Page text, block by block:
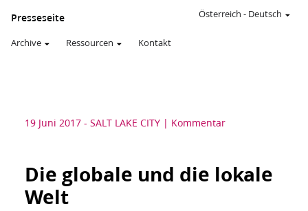
Presseseite
Archive Ressourcen Kontakt
Österreich - Deutsch
19 Juni 2017 - SALT LAKE CITY Kommentar
Die globale und die lokale
Welt